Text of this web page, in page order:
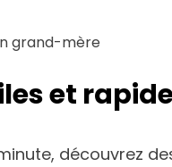
grand-mère
et
découvrez